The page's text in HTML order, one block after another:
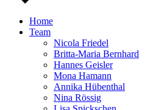
Home
Team
Nicola Friedel
Britta-Maria Bernhard
Hannes Geisler
Mona Hamann
Annika Hübenthal
Nina Rössig